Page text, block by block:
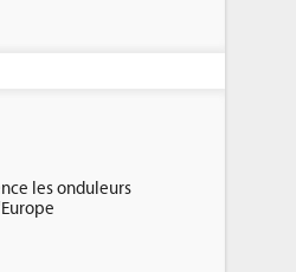
les onduleurs